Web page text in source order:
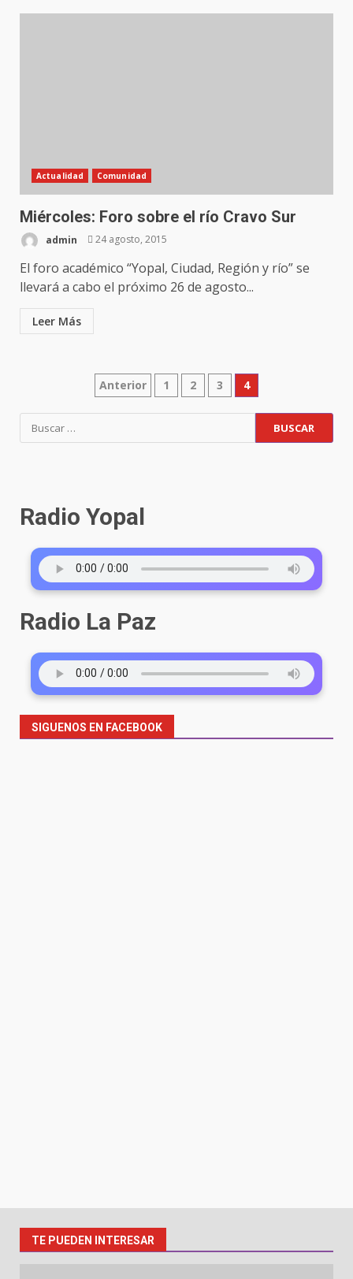
Actualidad Comunidad
Miércoles: Foro sobre el río Cravo Sur
admin 24 agosto, 2015
El foro académico “Yopal, Ciudad, Región y río” se
llevará a cabo el próximo 26 de agosto...
Leer Más
Anterior 1 2 3 4
Radio Yopal
Radio La Paz
SIGUENOS EN FACEBOOK
TE PUEDEN INTERESAR